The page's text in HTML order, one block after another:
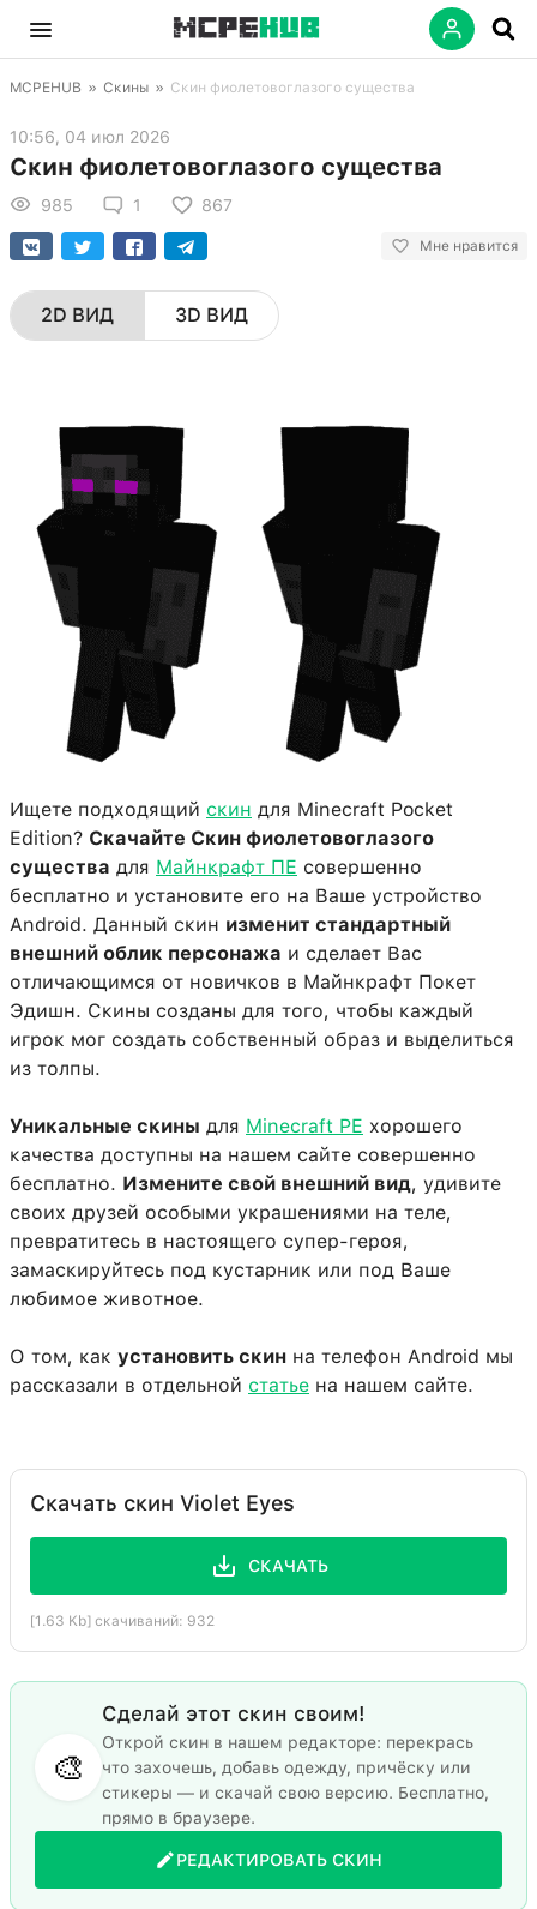
MCPEHUB » Скины » Скин фиолетовоглазого существа
10:56, 04 июл 2026
Скин фиолетовоглазого существа
985 1 867
Мне нравится
2D ВИД 3D ВИД
Ищете подходящий скин для Minecraft Pocket
Edition? Скачайте Скин фиолетовоглазого
существа для Майнкрафт ПЕ совершенно
бесплатно и установите его на Ваше устройство
Android. Данный скин изменит стандартный
внешний облик персонажа и сделает Вас
отличающимся от новичков в Майнкрафт Покет
Эдишн. Скины созданы для того, чтобы каждый
игрок мог создать собственный образ и выделиться
из толпы.
Уникальные скины для Minecraft PE хорошего
качества доступны на нашем сайте совершенно
бесплатно. Измените свой внешний вид, удивите
своих друзей особыми украшениями на теле,
превратитесь в настоящего супер-героя,
замаскируйтесь под кустарник или под Ваше
любимое животное.
О том, как установить скин на телефон Android мы
рассказали в отдельной статье на нашем сайте.
Скачать скин Violet Eyes
СКАЧАТЬ
[1.63 Kb] скачиваний: 932
🎨
Сделай этот скин своим!
Открой скин в нашем редакторе: перекрась
что захочешь, добавь одежду, причёску или
стикеры — и скачай свою версию. Бесплатно,
прямо в браузере.
РЕДАКТИРОВАТЬ СКИН